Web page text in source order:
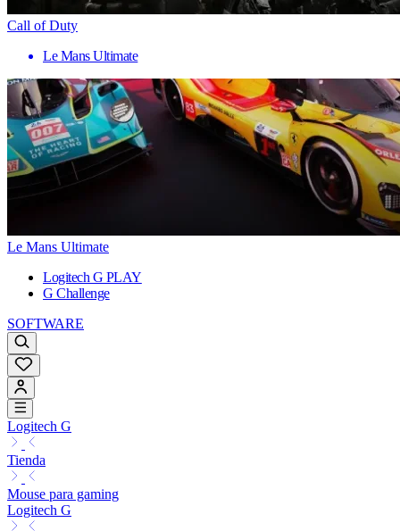
Call of Duty
Le Mans Ultimate
Le Mans Ultimate
Logitech G PLAY
G Challenge
SOFTWARE
Logitech G
Tienda
Mouse para gaming
Logitech G